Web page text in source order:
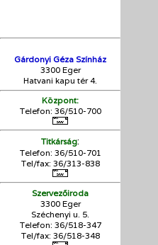
Gárdonyi Géza Színház
3300 Eger
Hatvani kapu tér 4.
Központ:
Telefon: 36/510-700
Titkárság:
Telefon: 36/510-701
Tel/fax: 36/313-838
Szervezőiroda
3300 Eger
Széchenyi u. 5.
Telefon: 36/518-347
Tel/fax: 36/518-348